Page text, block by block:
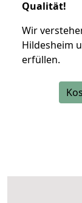
Qualität!
Wir
Hildesheim
erfüllen.